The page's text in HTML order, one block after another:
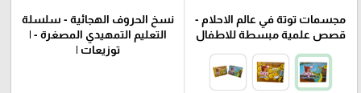
مجسمات توتة في عالم الاحلام -
قصص علمية مبسطة للاطفال
نسخ الحروف الهجائية - سلسلة
التعليم التمهيدي المصغرة - |
توزيعات |